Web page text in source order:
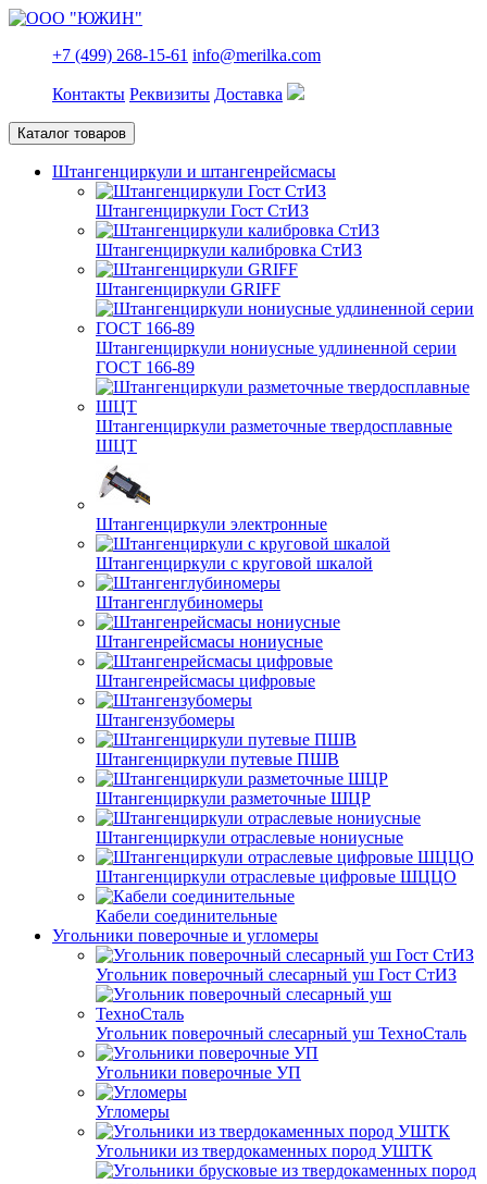
+7 (499) 268-15-61 info@merilka.com
Контакты Реквизиты Доставка
Каталог товаров
Штангенциркули и штангенрейсмасы
Штангенциркули Гост СтИЗ
Штангенциркули калибровка СтИЗ
Штангенциркули GRIFF
Штангенциркули нониусные удлиненной серии
ГОСТ 166-89
Штангенциркули разметочные твердосплавные
ШЦТ
Штангенциркули электронные
Штангенциркули с круговой шкалой
Штангенглубиномеры
Штангенрейсмасы нониусные
Штангенрейсмасы цифровые
Штангензубомеры
Штангенциркули путевые ПШВ
Штангенциркули разметочные ШЦР
Штангенциркули отраслевые нониусные
Штангенциркули отраслевые цифровые ШЦЦО
Кабели соединительные
Угольники поверочные и угломеры
Угольник поверочный слесарный уш Гост СтИЗ
Угольник поверочный слесарный уш ТехноСталь
Угольники поверочные УП
Угломеры
Угольники из твердокаменных пород УШТК